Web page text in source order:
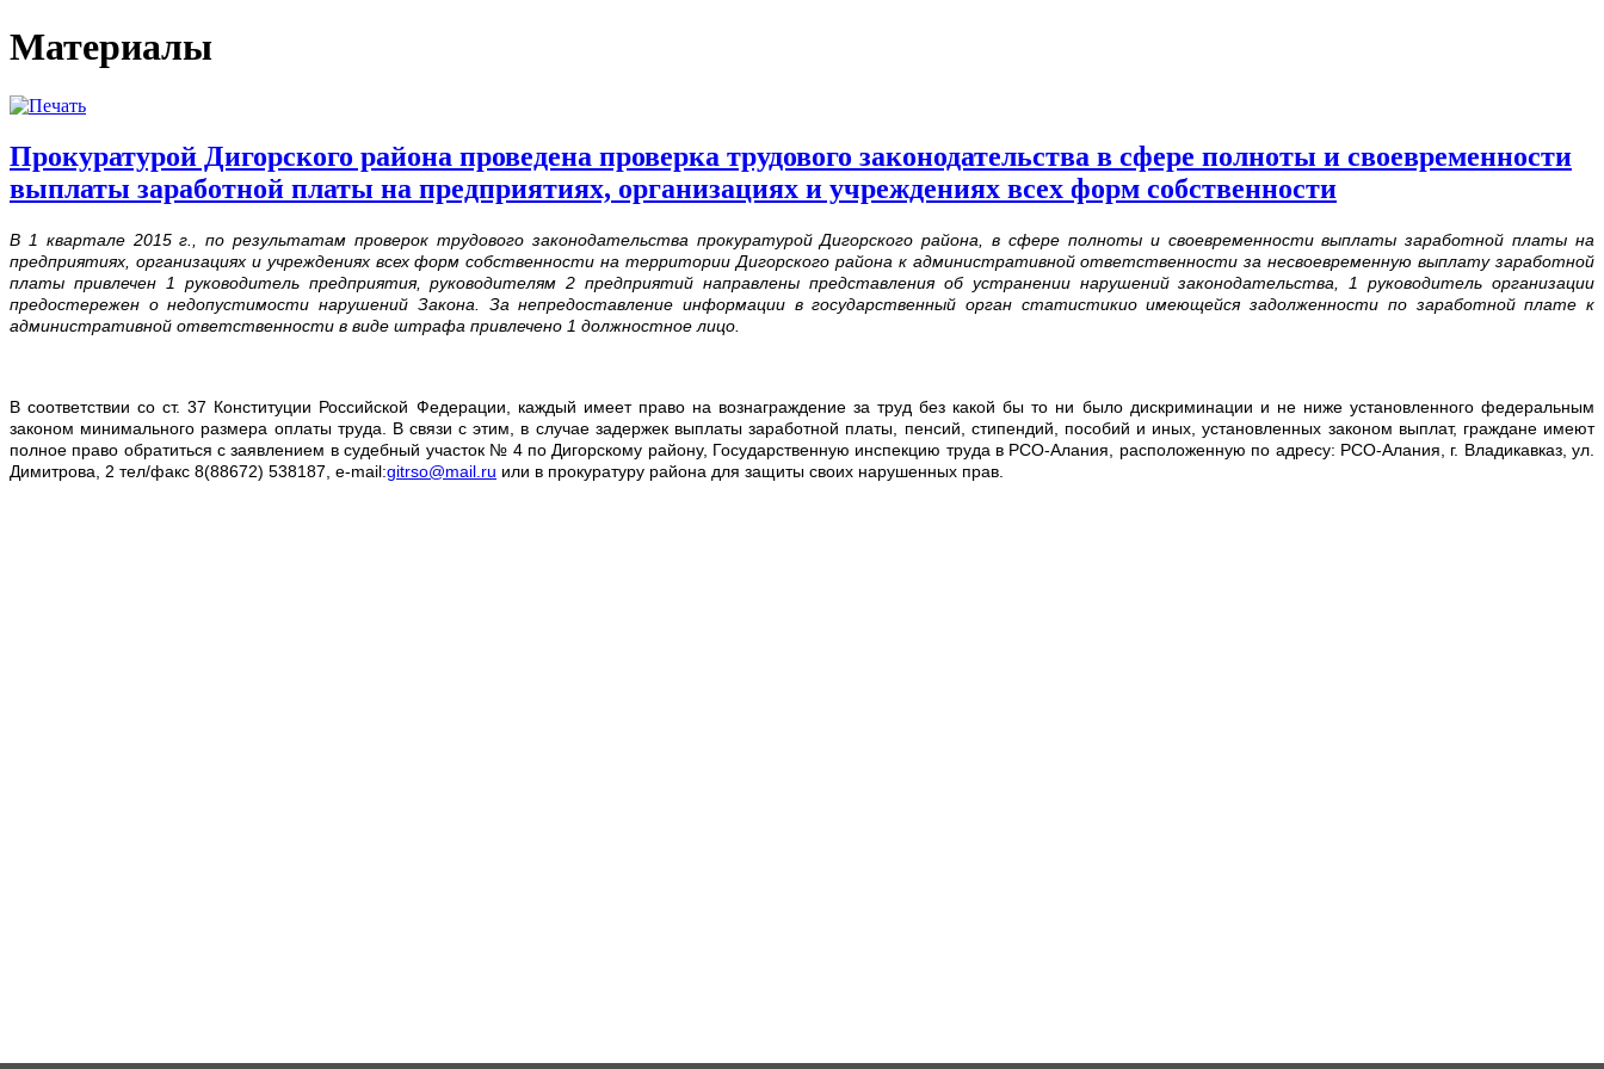
Материалы
Прокуратурой Дигорского района проведена проверка трудового законодательства в сфере полноты и своевременности
выплаты заработной платы на предприятиях, организациях и учреждениях всех форм собственности
В 1 квартале 2015 г., по результатам проверок трудового законодательства прокуратурой Дигорского района, в сфере полноты и своевременности выплаты заработной платы на
предприятиях, организациях и учреждениях всех форм собственности на территории Дигорского района к административной ответственности за несвоевременную выплату заработной
платы привлечен 1 руководитель предприятия, руководителям 2 предприятий направлены представления об устранении нарушений законодательства, 1 руководитель организации
предостережен о недопустимости нарушений Закона. За непредоставление информации в государственный орган статистикио имеющейся задолженности по заработной плате к
административной ответственности в виде штрафа привлечено 1 должностное лицо.
В соответствии со ст. 37 Конституции Российской Федерации, каждый имеет право на вознаграждение за труд без какой бы то ни было дискриминации и не ниже установленного федеральным
законом минимального размера оплаты труда. В связи с этим, в случае задержек выплаты заработной платы, пенсий, стипендий, пособий и иных, установленных законом выплат, граждане имеют
полное право обратиться с заявлением в судебный участок № 4 по Дигорскому району, Государственную инспекцию труда в РСО-Алания, расположенную по адресу: РСО-Алания, г. Владикавказ, ул.
Димитрова, 2 тел/факс 8(88672) 538187, e-mail:gitrso@mail.ru или в прокуратуру района для защиты своих нарушенных прав.